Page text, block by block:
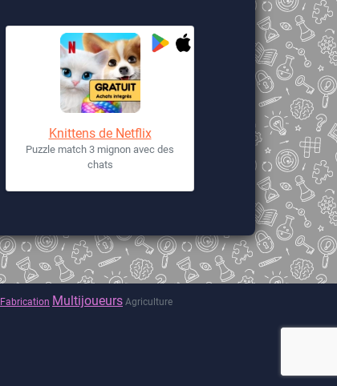
Knittens de Netflix
Puzzle match 3 mignon avec des
chats
Fabrication Multijoueurs Agriculture